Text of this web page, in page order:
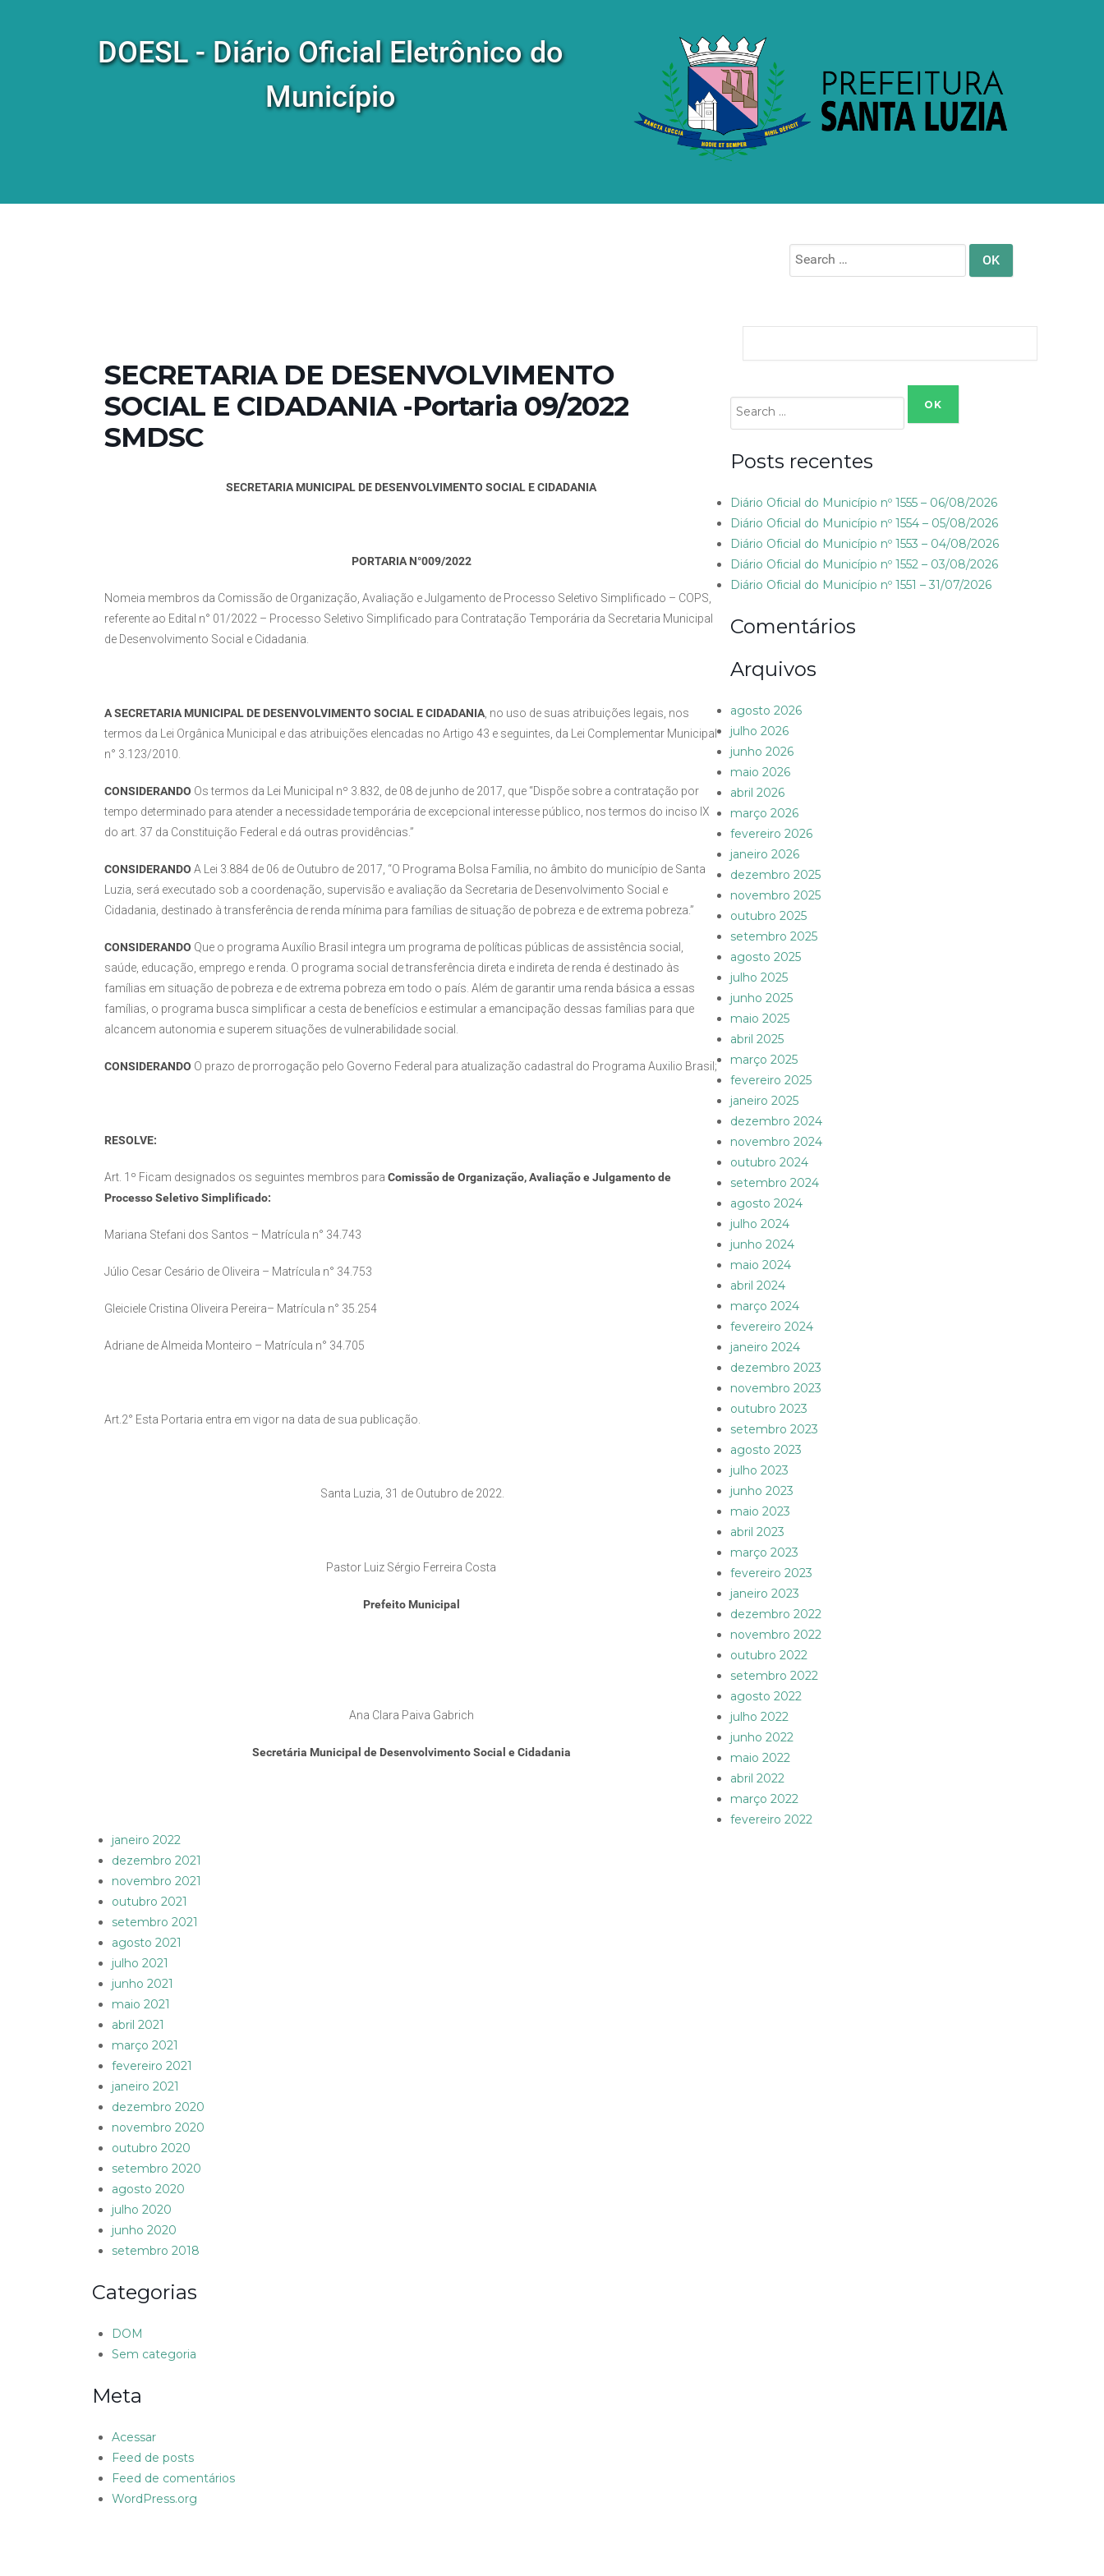
DOESL - Diário Oficial Eletrônico do
Município
Search
for:
SECRETARIA DE DESENVOLVIMENTO
SOCIAL E CIDADANIA -Portaria 09/2022
SMDSC
SECRETARIA MUNICIPAL DE DESENVOLVIMENTO SOCIAL E CIDADANIA
PORTARIA N°009/2022
Nomeia membros da Comissão de Organização, Avaliação e Julgamento de Processo Seletivo Simplificado – COPS,
referente ao Edital n° 01/2022 – Processo Seletivo Simplificado para Contratação Temporária da Secretaria Municipal
de Desenvolvimento Social e Cidadania.
A SECRETARIA MUNICIPAL DE DESENVOLVIMENTO SOCIAL E CIDADANIA, no uso de suas atribuições legais, nos
termos da Lei Orgânica Municipal e das atribuições elencadas no Artigo 43 e seguintes, da Lei Complementar Municipal
n° 3.123/2010.
CONSIDERANDO Os termos da Lei Municipal nº 3.832, de 08 de junho de 2017, que “Dispõe sobre a contratação por
tempo determinado para atender a necessidade temporária de excepcional interesse público, nos termos do inciso IX
do art. 37 da Constituição Federal e dá outras providências.”
CONSIDERANDO A Lei 3.884 de 06 de Outubro de 2017, “O Programa Bolsa Família, no âmbito do município de Santa
Luzia, será executado sob a coordenação, supervisão e avaliação da Secretaria de Desenvolvimento Social e
Cidadania, destinado à transferência de renda mínima para famílias de situação de pobreza e de extrema pobreza.”
CONSIDERANDO Que o programa Auxílio Brasil integra um programa de políticas públicas de assistência social,
saúde, educação, emprego e renda. O programa social de transferência direta e indireta de renda é destinado às
famílias em situação de pobreza e de extrema pobreza em todo o país. Além de garantir uma renda básica a essas
famílias, o programa busca simplificar a cesta de benefícios e estimular a emancipação dessas famílias para que
alcancem autonomia e superem situações de vulnerabilidade social.
CONSIDERANDO O prazo de prorrogação pelo Governo Federal para atualização cadastral do Programa Auxilio Brasil;
RESOLVE:
Art. 1º Ficam designados os seguintes membros para Comissão de Organização, Avaliação e Julgamento de
Processo Seletivo Simplificado:
Mariana Stefani dos Santos – Matrícula n° 34.743
Júlio Cesar Cesário de Oliveira – Matrícula n° 34.753
Gleiciele Cristina Oliveira Pereira– Matrícula n° 35.254
Adriane de Almeida Monteiro – Matrícula n° 34.705
Art.2° Esta Portaria entra em vigor na data de sua publicação.
Santa Luzia, 31 de Outubro de 2022.
Pastor Luiz Sérgio Ferreira Costa
Prefeito Municipal
Ana Clara Paiva Gabrich
Secretária Municipal de Desenvolvimento Social e Cidadania
Search
for:
Posts recentes
Diário Oficial do Município nº 1555 – 06/08/2026
Diário Oficial do Município nº 1554 – 05/08/2026
Diário Oficial do Município nº 1553 – 04/08/2026
Diário Oficial do Município nº 1552 – 03/08/2026
Diário Oficial do Município nº 1551 – 31/07/2026
Comentários
Arquivos
agosto 2026
julho 2026
junho 2026
maio 2026
abril 2026
março 2026
fevereiro 2026
janeiro 2026
dezembro 2025
novembro 2025
outubro 2025
setembro 2025
agosto 2025
julho 2025
junho 2025
maio 2025
abril 2025
março 2025
fevereiro 2025
janeiro 2025
dezembro 2024
novembro 2024
outubro 2024
setembro 2024
agosto 2024
julho 2024
junho 2024
maio 2024
abril 2024
março 2024
fevereiro 2024
janeiro 2024
dezembro 2023
novembro 2023
outubro 2023
setembro 2023
agosto 2023
julho 2023
junho 2023
maio 2023
abril 2023
março 2023
fevereiro 2023
janeiro 2023
dezembro 2022
novembro 2022
outubro 2022
setembro 2022
agosto 2022
julho 2022
junho 2022
maio 2022
abril 2022
março 2022
fevereiro 2022
janeiro 2022
dezembro 2021
novembro 2021
outubro 2021
setembro 2021
agosto 2021
julho 2021
junho 2021
maio 2021
abril 2021
março 2021
fevereiro 2021
janeiro 2021
dezembro 2020
novembro 2020
outubro 2020
setembro 2020
agosto 2020
julho 2020
junho 2020
setembro 2018
Categorias
DOM
Sem categoria
Meta
Acessar
Feed de posts
Feed de comentários
WordPress.org